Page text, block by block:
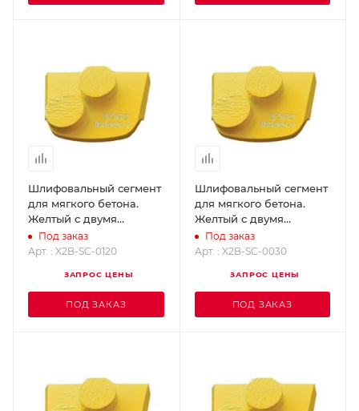
Шлифовальный сегмент
для мягкого бетона.
Желтый с двумя
кнопками - Grit 120
SUPERABRASIVE X2B-
Под заказ
Арт. : X2B-SC-0120
ЗАПРОС ЦЕНЫ
ПОД ЗАКАЗ
Шлифовальный сегмент
для мягкого бетона.
Желтый с двумя
кнопками - Grit 30
SUPERABRASIVE X2B-
Под заказ
Арт. : X2B-SC-0030
ЗАПРОС ЦЕНЫ
ПОД ЗАКАЗ